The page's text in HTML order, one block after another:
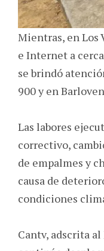
Mientras, en Los
e Internet a
se brindó
900 y en
Las labores
correctivo,
de empalmes y
causa de
condiciones
Cantv, adscrita